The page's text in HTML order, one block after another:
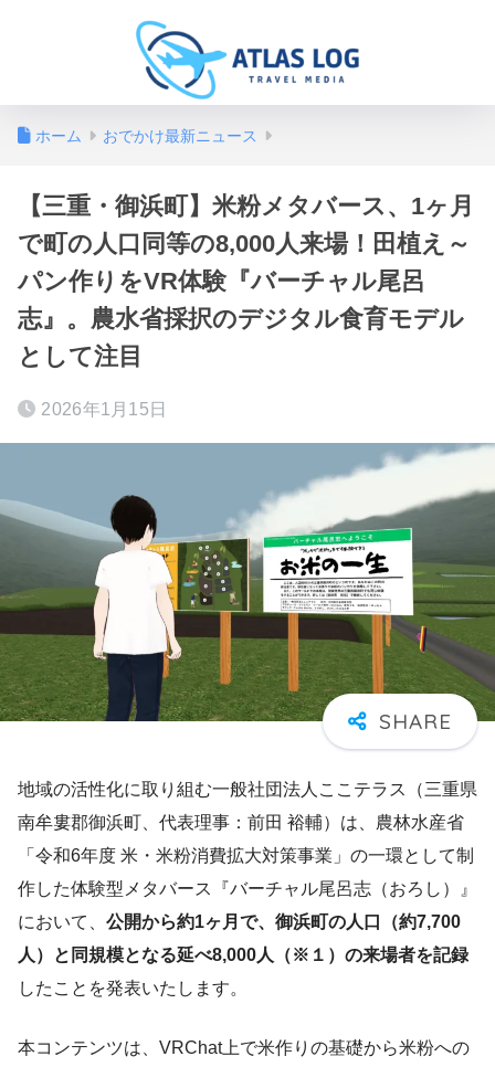
ホーム おでかけ最新ニュース
【三重・御浜町】米粉メタバース、1ヶ月
で町の人口同等の8,000人来場！田植え～
パン作りをVR体験『バーチャル尾呂
志』。農水省採択のデジタル食育モデル
として注目
2026年1月15日
地域の活性化に取り組む一般社団法人ここテラス（三重県
南牟婁郡御浜町、代表理事：前田 裕輔）は、農林水産省
「令和6年度 米・米粉消費拡大対策事業」の一環として制
作した体験型メタバース『バーチャル尾呂志（おろし）』
において、 公開から約1ヶ月で、御浜町の人口（約7,700
人）と同規模となる延べ8,000人（※１）の来場者を記録
したことを発表いたします。
本コンテンツは、VRChat上で米作りの基礎から米粉への